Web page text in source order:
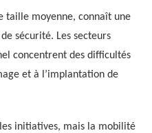
taille moyenne, connaît une
sécurité. Les secteurs
concentrent des difficultés
et à l’implantation de
initiatives, mais la mobilité